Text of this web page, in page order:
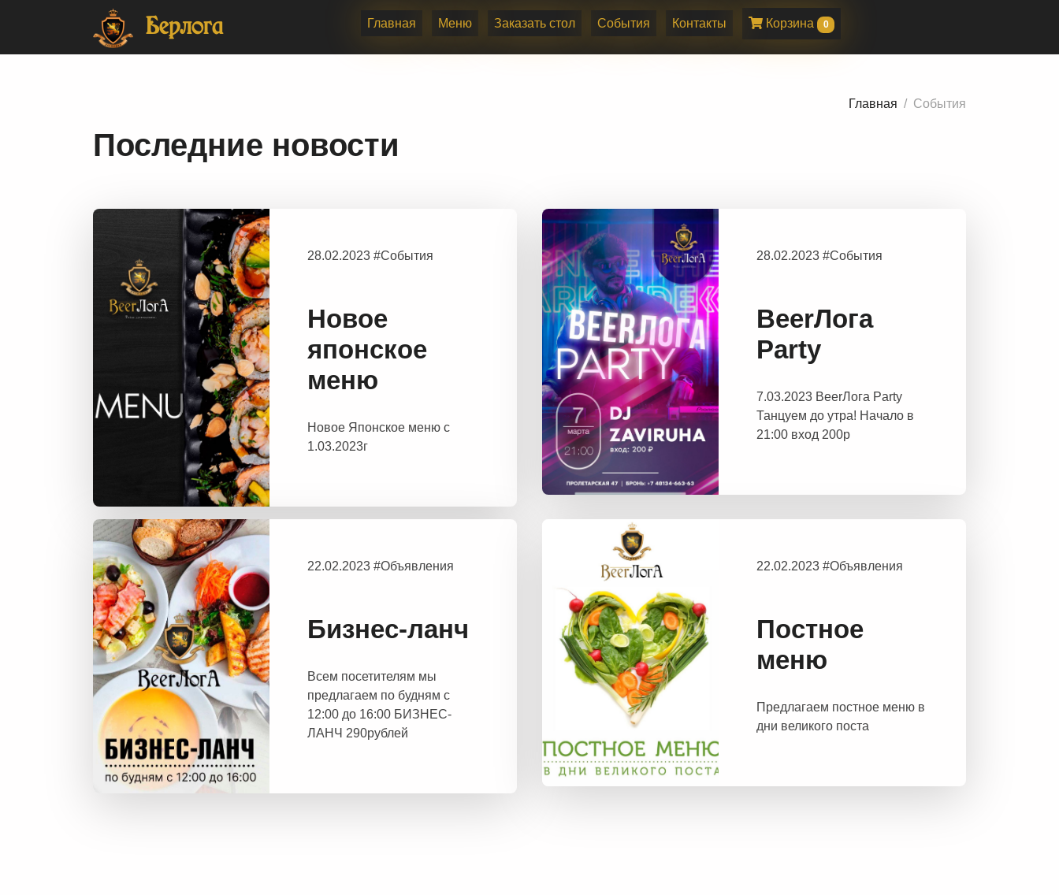
Берлога Главная Меню Заказать стол События Контакты Корзина 0
События
Главная События
Последние новости
28.02.2023 #События
Новое
японское
меню
Новое Японское меню с
1.03.2023г
28.02.2023 #События
BeerЛога
Party
7.03.2023 BeerЛога Party
Танцуем до утра! Начало в
21:00 вход 200р
22.02.2023 #Объявления
Бизнес-ланч
Всем посетителям мы
предлагаем по будням с
12:00 до 16:00 БИЗНЕС-
ЛАНЧ 290рублей
22.02.2023 #Объявления
Постное
меню
Предлагаем постное меню в
дни великого поста